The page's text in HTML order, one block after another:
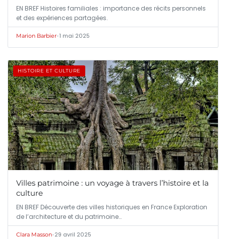
EN BREF Histoires familiales : importance des récits personnels
et des expériences partagées.
Marion Barbier•1 mai 2025
HISTOIRE ET CULTURE
Villes patrimoine : un voyage à travers l’histoire et la
culture
EN BREF Découverte des villes historiques en France Exploration
de l’architecture et du patrimoine…
Clara Masson•29 avril 2025